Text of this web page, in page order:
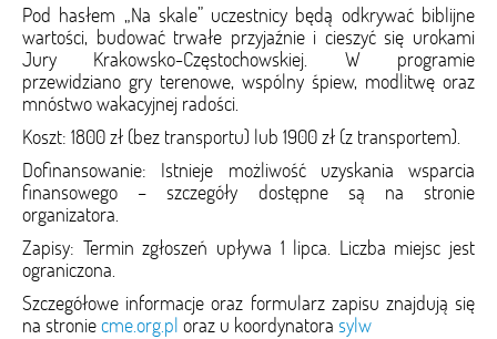
Pod hasłem „Na skale” uczestnicy będą odkrywać biblijne
wartości, budować trwałe przyjaźnie i cieszyć się urokami
Jury Krakowsko-Częstochowskiej. W programie
przewidziano gry terenowe, wspólny śpiew, modlitwę oraz
mnóstwo wakacyjnej radości.
Koszt: 1800 zł (bez transportu) lub 1900 zł (z transportem).
Dofinansowanie: Istnieje możliwość uzyskania wsparcia
finansowego – szczegóły dostępne są na stronie
organizatora.
Zapisy: Termin zgłoszeń upływa 1 lipca. Liczba miejsc jest
ograniczona.
Szczegółowe informacje oraz formularz zapisu znajdują się
na stroniecme.org.pl oraz u koordynatora sylw